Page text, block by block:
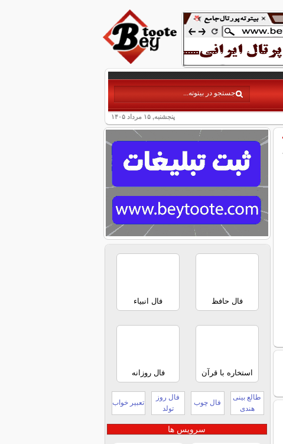
پنجشنبه, ۱۵ مرداد ۱۴۰۵
فال حافظ فال انبیاء
استخاره با قرآن فال روزانه
طالع بینی
هندی
فال چوب
فال روز
تولد
تعبیر خواب
سرویس ها